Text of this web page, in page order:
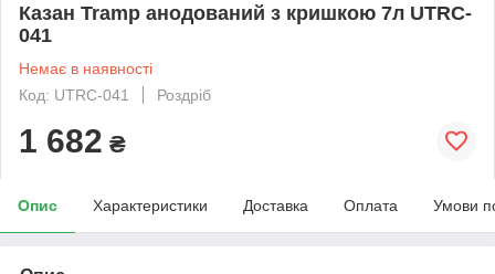
Казан Tramp анодований з кришкою 7л UTRC-
041
Немає в наявності
Код: UTRC-041
Роздріб
1 682 ₴
Опис Характеристики Доставка Оплата Умови